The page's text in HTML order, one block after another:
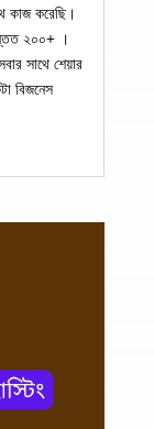
কাজ করেছি।
২০০+ ।
সাথে শেয়ার
বিজনেস